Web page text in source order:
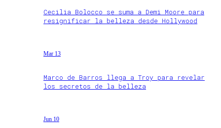
Cecilia Bolocco se suma a Demi Moore para
resignificar la belleza desde Hollywood
Mar 13
Marco de Barros llega a Troy para revelar
los secretos de la belleza
Jun 10